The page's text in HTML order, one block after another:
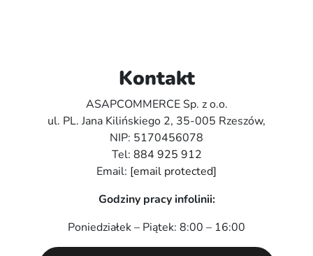
Kontakt
ASAPCOMMERCE Sp. z o.o.
ul. PL. Jana Kilińskiego 2, 35-005 Rzeszów,
NIP: 5170456078
Tel: 884 925 912
Email: [email protected]
Godziny pracy infolinii:
Poniedziałek – Piątek: 8:00 – 16:00